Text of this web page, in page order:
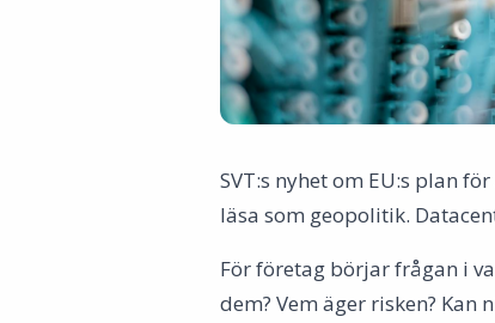
SVT:s nyhet om EU:s plan
läsa som geopolitik.
För företag börjar frågan i
dem? Vem äger risken?